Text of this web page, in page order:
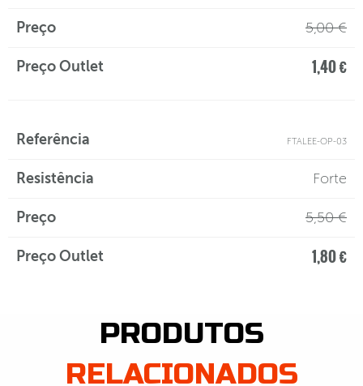
5,00 €
1,40 €
FTALEE-OP-03
Forte
5,50 €
1,80 €
PRODUTOS
RELACIONADOS